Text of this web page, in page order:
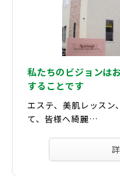
私たちのビジョンは
することです
エステ、美肌レッスン
て、皆様へ綺麗…